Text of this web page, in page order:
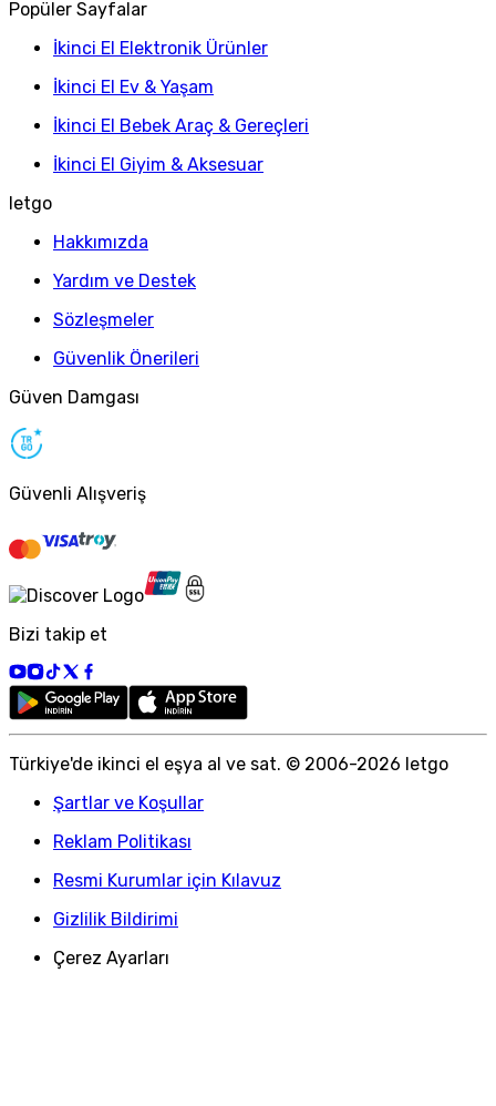
Popüler Sayfalar
İkinci El Elektronik Ürünler
İkinci El Ev & Yaşam
İkinci El Bebek Araç & Gereçleri
İkinci El Giyim & Aksesuar
letgo
Hakkımızda
Yardım ve Destek
Sözleşmeler
Güvenlik Önerileri
Güven Damgası
Güvenli Alışveriş
Bizi takip et
Türkiye'de ikinci el eşya al ve sat. © 2006-2026 letgo
Şartlar ve Koşullar
Reklam Politikası
Resmi Kurumlar için Kılavuz
Gizlilik Bildirimi
Çerez Ayarları